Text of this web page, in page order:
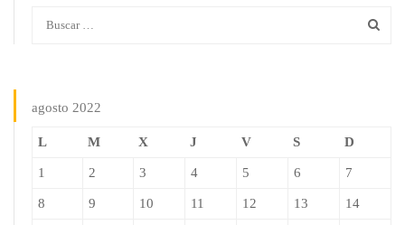
agosto 2022
L M X J V S D
1 2 3 4 5 6 7
8 9 10 11 12 13 14